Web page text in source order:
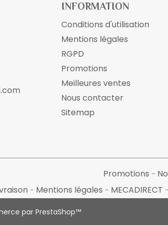
INFORMATION
Conditions d'utilisation
Mentions légales
RGPD
Promotions
Meilleures ventes
Nous contacter
Sitemap
Promotions
Mentions légales MECADIRECT
par PrestaShop™